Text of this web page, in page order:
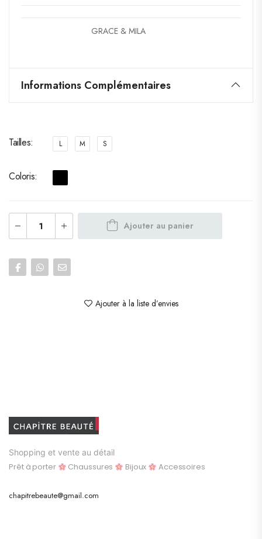
GRACE & MILA
Informations Complémentaires
Tailles L M S
Coloris
Ajouter au panier
Ajouter à la liste d’envies
Shopping et vente au détail
Prêt à porter Chaussures Bijoux Accessoires
chapitrebeaute@gmail.com